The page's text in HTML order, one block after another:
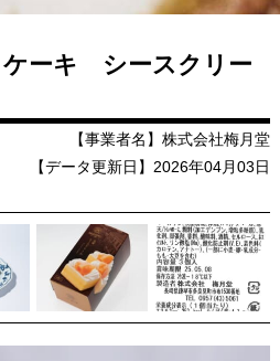
ケーキ シースクリー
【事業者名】株式会社梅月堂
【データ更新日】2026年04月03日